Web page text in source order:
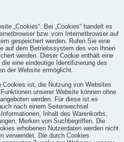
„Cookies“. Bei „Cookies“ handelt es
bzw. vom Internetbrowser auf
gespeichert werden. Rufen Sie eine
auf dem Betriebssystem des von Ihnen
werden. Dieser Cookie enthält eine
eine eindeutige Identifizierung des
der Website ermöglicht.
Cookies ist, die Nutzung von Websites
unserer Website können ohne
werden. Für diese ist es
nach einem Seitenwechsel
Inhalt des Warenkorbs,
Merken von Suchbegriffen. Die
erhobenen Nutzerdaten werden nicht
verwendet. Die durch Cookies